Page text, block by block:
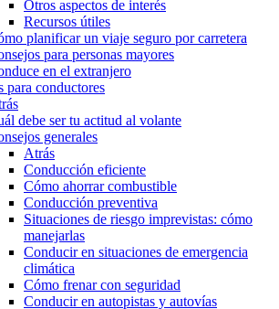
Otros aspectos de interés
Recursos útiles
planificar un viaje seguro por carretera
para personas mayores
en el extranjero
para conductores
debe ser tu actitud al volante
generales
Atrás
Conducción eficiente
Cómo ahorrar combustible
Conducción preventiva
Situaciones de riesgo imprevistas: cómo
manejarlas
Conducir en situaciones de emergencia
climática
Cómo frenar con seguridad
Conducir en autopistas y autovías